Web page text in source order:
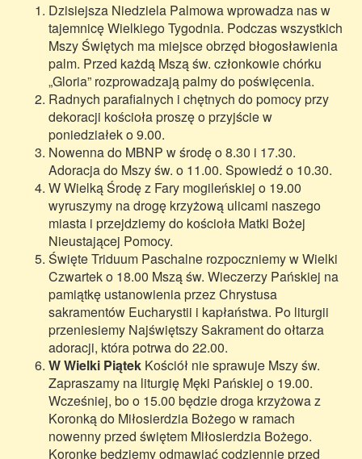
Dzisiejsza Niedziela Palmowa wprowadza nas w
tajemnicę Wielkiego Tygodnia. Podczas wszystkich
Mszy Świętych ma miejsce obrzęd błogosławienia
palm. Przed każdą Mszą św. członkowie chórku
„Gloria” rozprowadzają palmy do poświęcenia.
Radnych parafialnych i chętnych do pomocy przy
dekoracji kościoła proszę o przyjście w
poniedziałek o 9.00.
Nowenna do MBNP w środę o 8.30 i 17.30.
Adoracja do Mszy św. o 11.00. Spowiedź o 10.30.
W Wielką Środę z Fary mogileńskiej o 19.00
wyruszymy na drogę krzyżową ulicami naszego
miasta i przejdziemy do kościoła Matki Bożej
Nieustającej Pomocy.
Święte Triduum Paschalne rozpoczniemy w Wielki
Czwartek o 18.00 Mszą św. Wieczerzy Pańskiej na
pamiątkę ustanowienia przez Chrystusa
sakramentów Eucharystii i kapłaństwa. Po liturgii
przeniesiemy Najświętszy Sakrament do ołtarza
adoracji, która potrwa do 22.00.
W Wielki Piątek Kościół nie sprawuje Mszy św.
Zapraszamy na liturgię Męki Pańskiej o 19.00.
Wcześniej, bo o 15.00 będzie droga krzyżowa z
Koronką do Miłosierdzia Bożego w ramach
nowenny przed świętem Miłosierdzia Bożego.
Koronkę będziemy odmawiać codziennie przed